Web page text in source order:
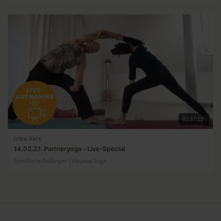
01:37:12
Irina Alex
14.02.21: Partneryoga - Live-Special
Sportliche Anfänger | Vinyasa Yoga